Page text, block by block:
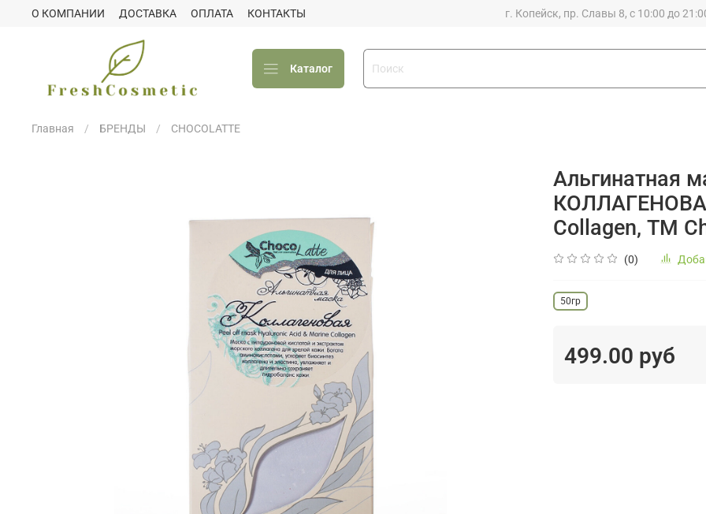
О КОМПАНИИ ДОСТАВКА ОПЛАТА КОНТАКТЫ г. Копейск, пр. Славы 8, с 10:00 до
Каталог
Главная БРЕНДЫ CHOCOLATTE
Альгинатная
Collagen, ТМ
(0)
50гр
499.00 руб